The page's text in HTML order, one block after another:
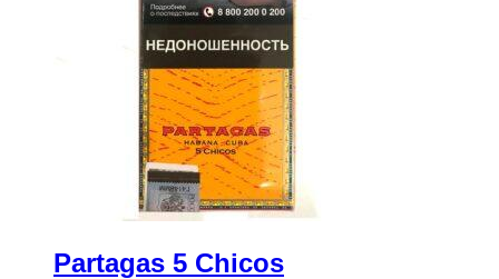
Partagas 5 Chicos